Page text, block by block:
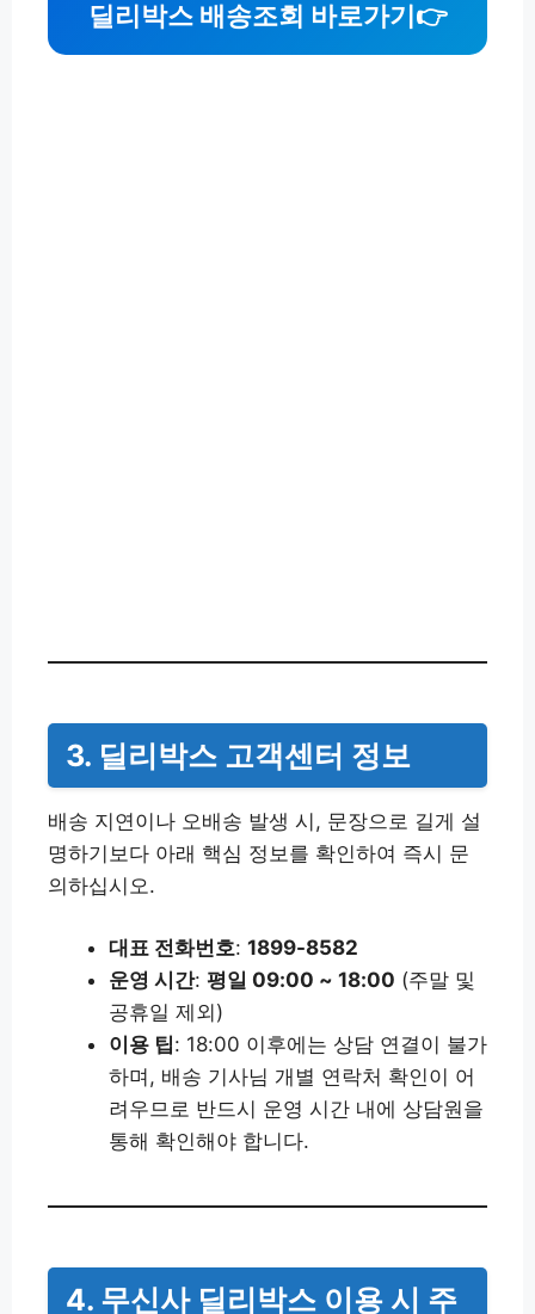
딜리박스 배송조회 바로가기 👉
3. 딜리박스 고객센터 정보
배송 지연이나 오배송 발생 시, 문장으로 길게 설
명하기보다 아래 핵심 정보를 확인하여 즉시 문
의하십시오.
대표 전화번호: 1899-8582
운영 시간: 평일 09:00 ~ 18:00 (주말 및
공휴일 제외)
이용 팁: 18:00 이후에는 상담 연결이 불가
하며, 배송 기사님 개별 연락처 확인이 어
려우므로 반드시 운영 시간 내에 상담원을
통해 확인해야 합니다.
4. 무신사 딜리박스 이용 시 주